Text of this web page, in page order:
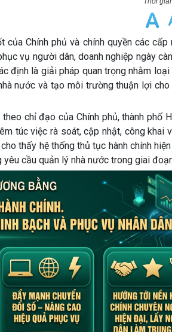
Chính phủ và chính quyền các cấp
vụ người dân, doanh nghiệp ngày
định là giải pháp quan trọng nhằm
nước và tạo môi trường thuận lợi
chỉ đạo của Chính phủ, thành phố
túc việc rà soát, cập nhật, công khai
thấy hệ thống thủ tục hành chính
cầu quản lý nhà nước trong giai